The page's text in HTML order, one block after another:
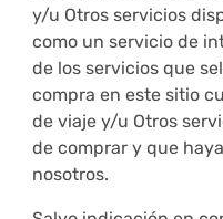
y/u Otros servicios
como un servicio de
de los servicios que
compra en este sitio
de viaje y/u Otros
de comprar y que
nosotros.